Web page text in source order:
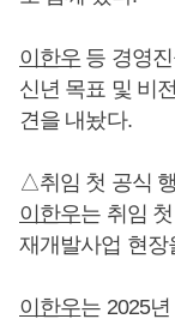
이한우 등 경영
신년 목표 및 비
견을 내놨다.
△취임 첫 공식
이한우는 취임
재개발사업 현장
이한우는 2025